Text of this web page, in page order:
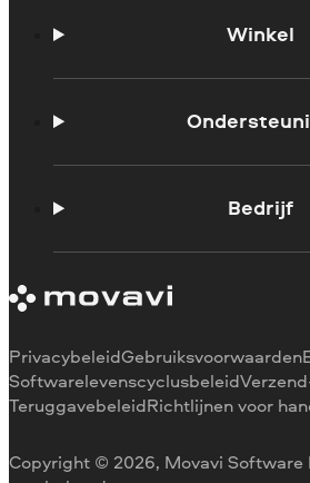
Winkel
Mac-producten
Support contacteren
Abonnement annuleren
Bedrijf
Ervaringen
Waarom voor ons kiezen
Voor het werk
Copyright © 2026, Movavi
PrivacybeleidGebruiksvoorwaarden
Softwarelevenscyclusbeleid
TeruggavebeleidRichtlijnen voor